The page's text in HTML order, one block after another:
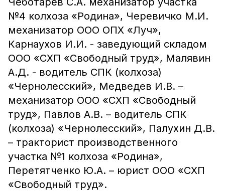
№4 колхоза «Родина», Черевичко М.И.
механизатор ООО ОПХ «Луч»,
Карнаухов И.И. - заведующий складом
ООО «СХП «Свободный труд», Малявин
А.Д. - водитель СПК (колхоза)
«Чернолесский», Медведев И.В. –
механизатор ООО «СХП «Свободный
труд», Павлов А.В. – водитель СПК
(колхоза) «Чернолесский», Палухин Д.В.
– тракторист производственного
участка №1 колхоза «Родина»,
Перетятченко Ю.А. – юрист ООО «СХП
«Свободный труд».